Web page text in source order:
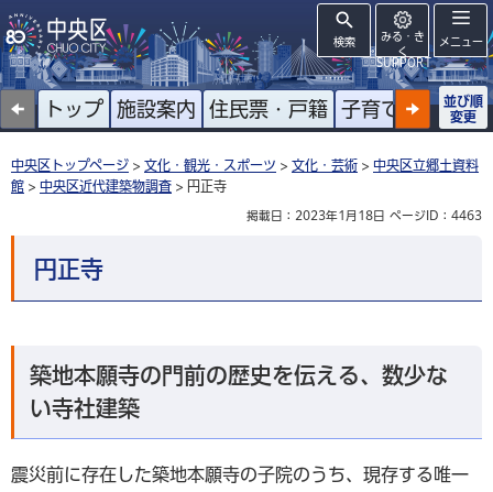
検索
みる・き
く
SUPPORT
メニュー
トップ 施設案内 住民票・戸籍 子育て 高齢者
並び順
変更
中央区トップページ > 文化・観光・スポーツ > 文化・芸術 > 中央区立郷土資料
館 > 中央区近代建築物調査 > 円正寺
掲載日：2023年1月18日 ページID：4463
円正寺
築地本願寺の門前の歴史を伝える、数少な
い寺社建築
震災前に存在した築地本願寺の子院のうち、現存する唯一